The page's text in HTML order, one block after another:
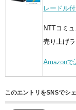
レードル
NTTコミ
売り上げ
Amazonで
このエントリをSNSでシ